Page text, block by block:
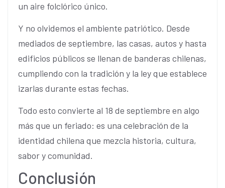
un aire folclórico único.
Y no olvidemos el ambiente patriótico. Desde
mediados de septiembre, las casas, autos y hasta
edificios públicos se llenan de banderas chilenas,
cumpliendo con la tradición y la ley que establece
izarlas durante estas fechas.
Todo esto convierte al 18 de septiembre en algo
más que un feriado: es una celebración de la
identidad chilena que mezcla historia, cultura,
sabor y comunidad.
Conclusión